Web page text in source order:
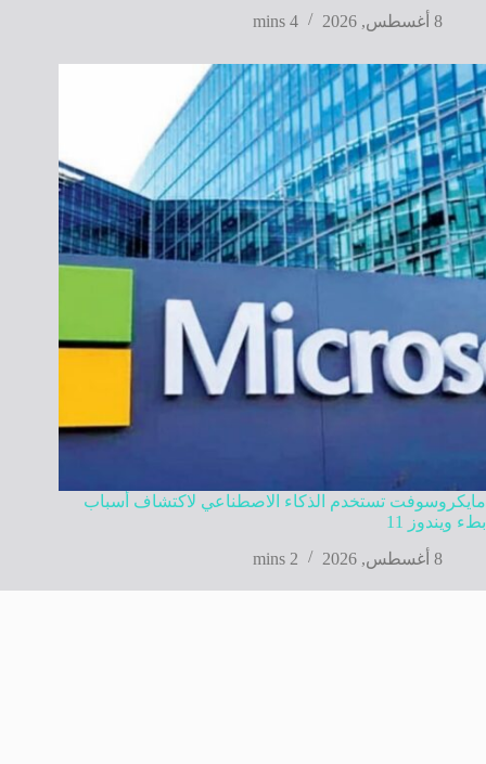
8 أغسطس, 2026
4 mins
مايكروسوفت تستخدم الذكاء الاصطناعي لاكتشاف أسباب
بطء ويندوز 11
8 أغسطس, 2026
2 mins